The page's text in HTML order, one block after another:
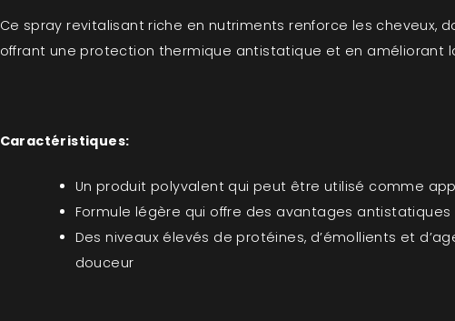
Ce spray revitalisant riche en nutriments renforce les cheveux,
offrant une protection thermique antistatique et en améliorant
Caractéristiques:
Un produit polyvalent qui peut être utilisé comme
Formule légère qui offre des avantages antistatiques
Des niveaux élevés de protéines, d’émollients et
douceur